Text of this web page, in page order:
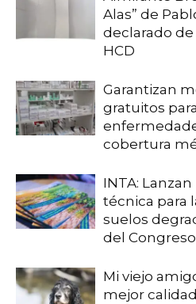
Alas” de
declarado
HCD
Garantizan
gratuitos
cobertura
INTA:
técnica para
suelos
del
Mi viejo
mejor